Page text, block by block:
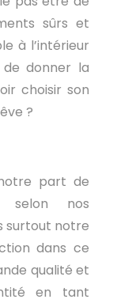
sûrs et
à l’intérieur
donner la
choisir son
?
part de
selon nos
surtout notre
dans ce
qualité et
en tant